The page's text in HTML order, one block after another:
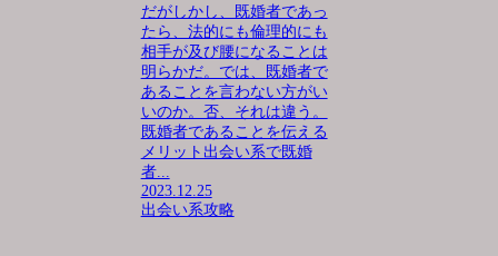
だがしかし、既婚者であっ
たら、法的にも倫理的にも
相手が及び腰になることは
明らかだ。では、既婚者で
あることを言わない方がい
いのか。否、それは違う。
既婚者であることを伝える
メリット出会い系で既婚
者...
2023.12.25
出会い系攻略